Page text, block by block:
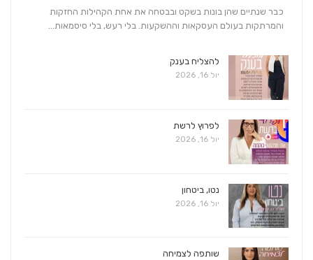
כבר שנתיים שהן בונות בשקט ובבטחה את אחת הקהילות החזקות
והמרתקות בעולם העסקאות וההשקעות. בלי רעש, בלי סיסמאות…
להצליח בענק
יול 16, 2026
לפרוץ לרשת
יול 16, 2026
נטו, ביטחון
יול 16, 2026
שותפה לצמיחה